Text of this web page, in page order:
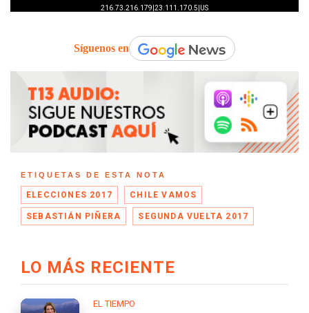
Síguenos en
ETIQUETAS DE ESTA NOTA
ELECCIONES 2017 CHILE VAMOS
SEBASTIÁN PIÑERA SEGUNDA VUELTA 2017
LO MÁS RECIENTE
EL TIEMPO